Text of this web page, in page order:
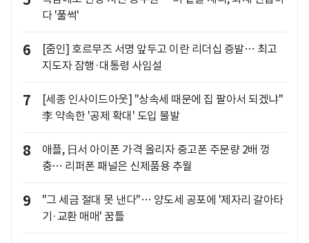
다 '풀썩'
6
[줌인] 호르무즈 서명 앞두고 이란 리더십 증발… 최고
지도자 잠행·대통령 사임설
7
[세종 인사이드아웃] "상속세 때문에 집 팔아서 되겠냐"
李 약속한 '공제 확대' 도입 불발
8
애플, 日서 아이폰 가격 올리자 중고폰 주문량 2배 껑
충… 리퍼폰 패널은 신제품용 추월
9
"그 세금 절대 못 낸다"… 양도세 공포에 '제자리 갈아타
기·교환 매매' 꿈틀